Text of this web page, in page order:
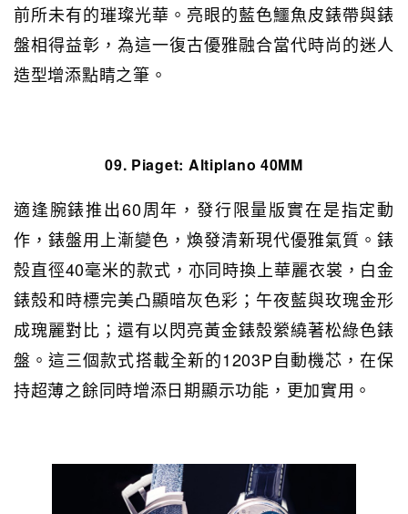
前所未有的璀璨光華。亮眼的藍色鱷魚皮錶帶與錶
盤相得益彰，為這一復古優雅融合當代時尚的迷人
造型增添點睛之筆。
09. Piaget: Altiplano 40MM
適逢腕錶推出60周年，發行限量版實在是指定動
作，錶盤用上漸變色，煥發清新現代優雅氣質。錶
殼直徑40毫米的款式，亦同時換上華麗衣裳，白金
錶殼和時標完美凸顯暗灰色彩；午夜藍與玫瑰金形
成瑰麗對比；還有以閃亮黃金錶殼縈繞著松綠色錶
盤。這三個款式搭載全新的1203P自動機芯，在保
持超薄之餘同時增添日期顯示功能，更加實用。